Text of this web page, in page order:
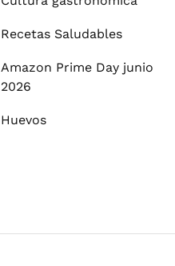
Recetas Saludables
Amazon Prime Day junio
2026
Huevos